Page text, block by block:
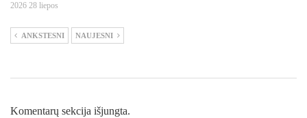
2026 28 liepos
ANKSTESNI NAUJESNI
Komentarų sekcija išjungta.